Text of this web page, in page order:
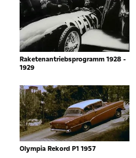
Raketenantriebsprogramm 1928 -
1929
Olympia Rekord P1 1957